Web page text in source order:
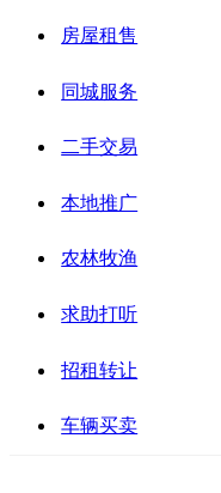
房屋租售
同城服务
二手交易
本地推广
农林牧渔
求助打听
招租转让
车辆买卖